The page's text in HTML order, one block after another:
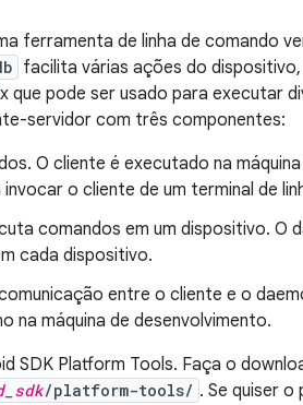
ferramenta de linha de comando
facilita várias ações do
que pode ser usado para executar
servidor com três componentes:
O cliente é executado na
invocar o cliente de um terminal de
comandos em um dispositivo. O
cada dispositivo.
entre o cliente e o
na máquina de desenvolvimento.
SDK Platform Tools. Faça o
/platform-tools/ . Se quiser